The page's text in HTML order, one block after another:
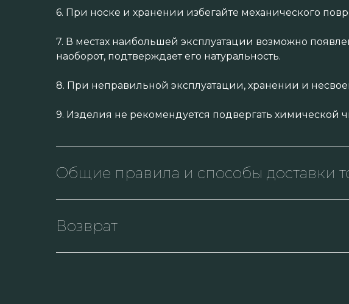
6. При носке и хранении избегайте механического
7. В местах наибольшей эксплуатации возможно
наоборот, подтверждает его натуральность.
8. При неправильной эксплуатации, хранении и
9. Изделия не рекомендуется подвергать химической
Общие правила и способы доставки
Возврат